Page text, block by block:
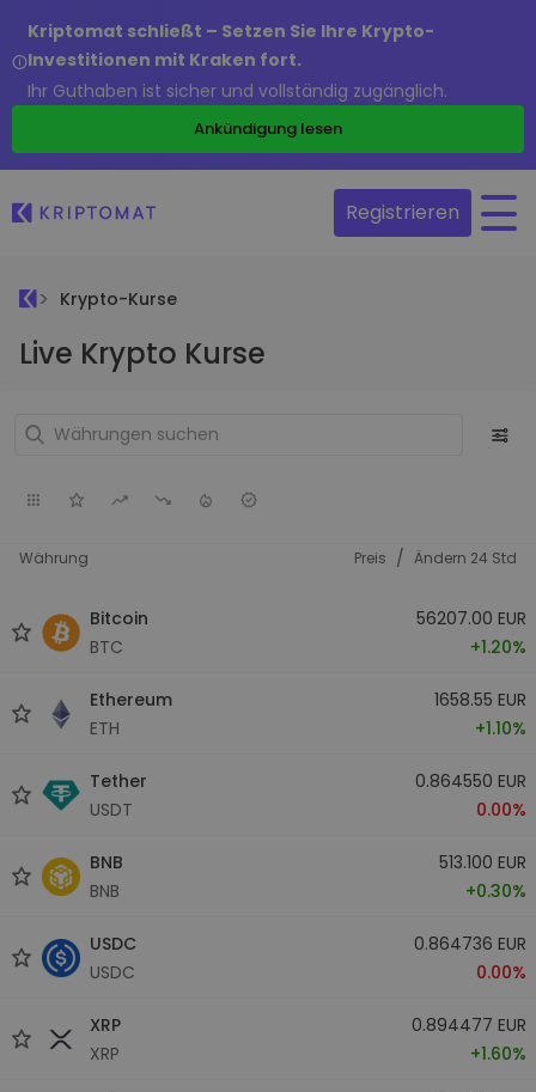
Kriptomat schließt – Setzen Sie Ihre Krypto-
Investitionen mit Kraken fort.
Ihr Guthaben ist sicher und vollständig zugänglich.
Ankündigung lesen
Registrieren
Krypto-Kurse
Live Krypto Kurse
Währung Preis / Ändern 24 Std
Bitcoin
BTC
56207.00 EUR
+1.20%
Ethereum
ETH
1658.55 EUR
+1.10%
Tether
USDT
0.864550 EUR
0.00%
BNB
BNB
513.100 EUR
+0.30%
USDC
USDC
0.864736 EUR
0.00%
XRP
XRP
0.894477 EUR
+1.60%